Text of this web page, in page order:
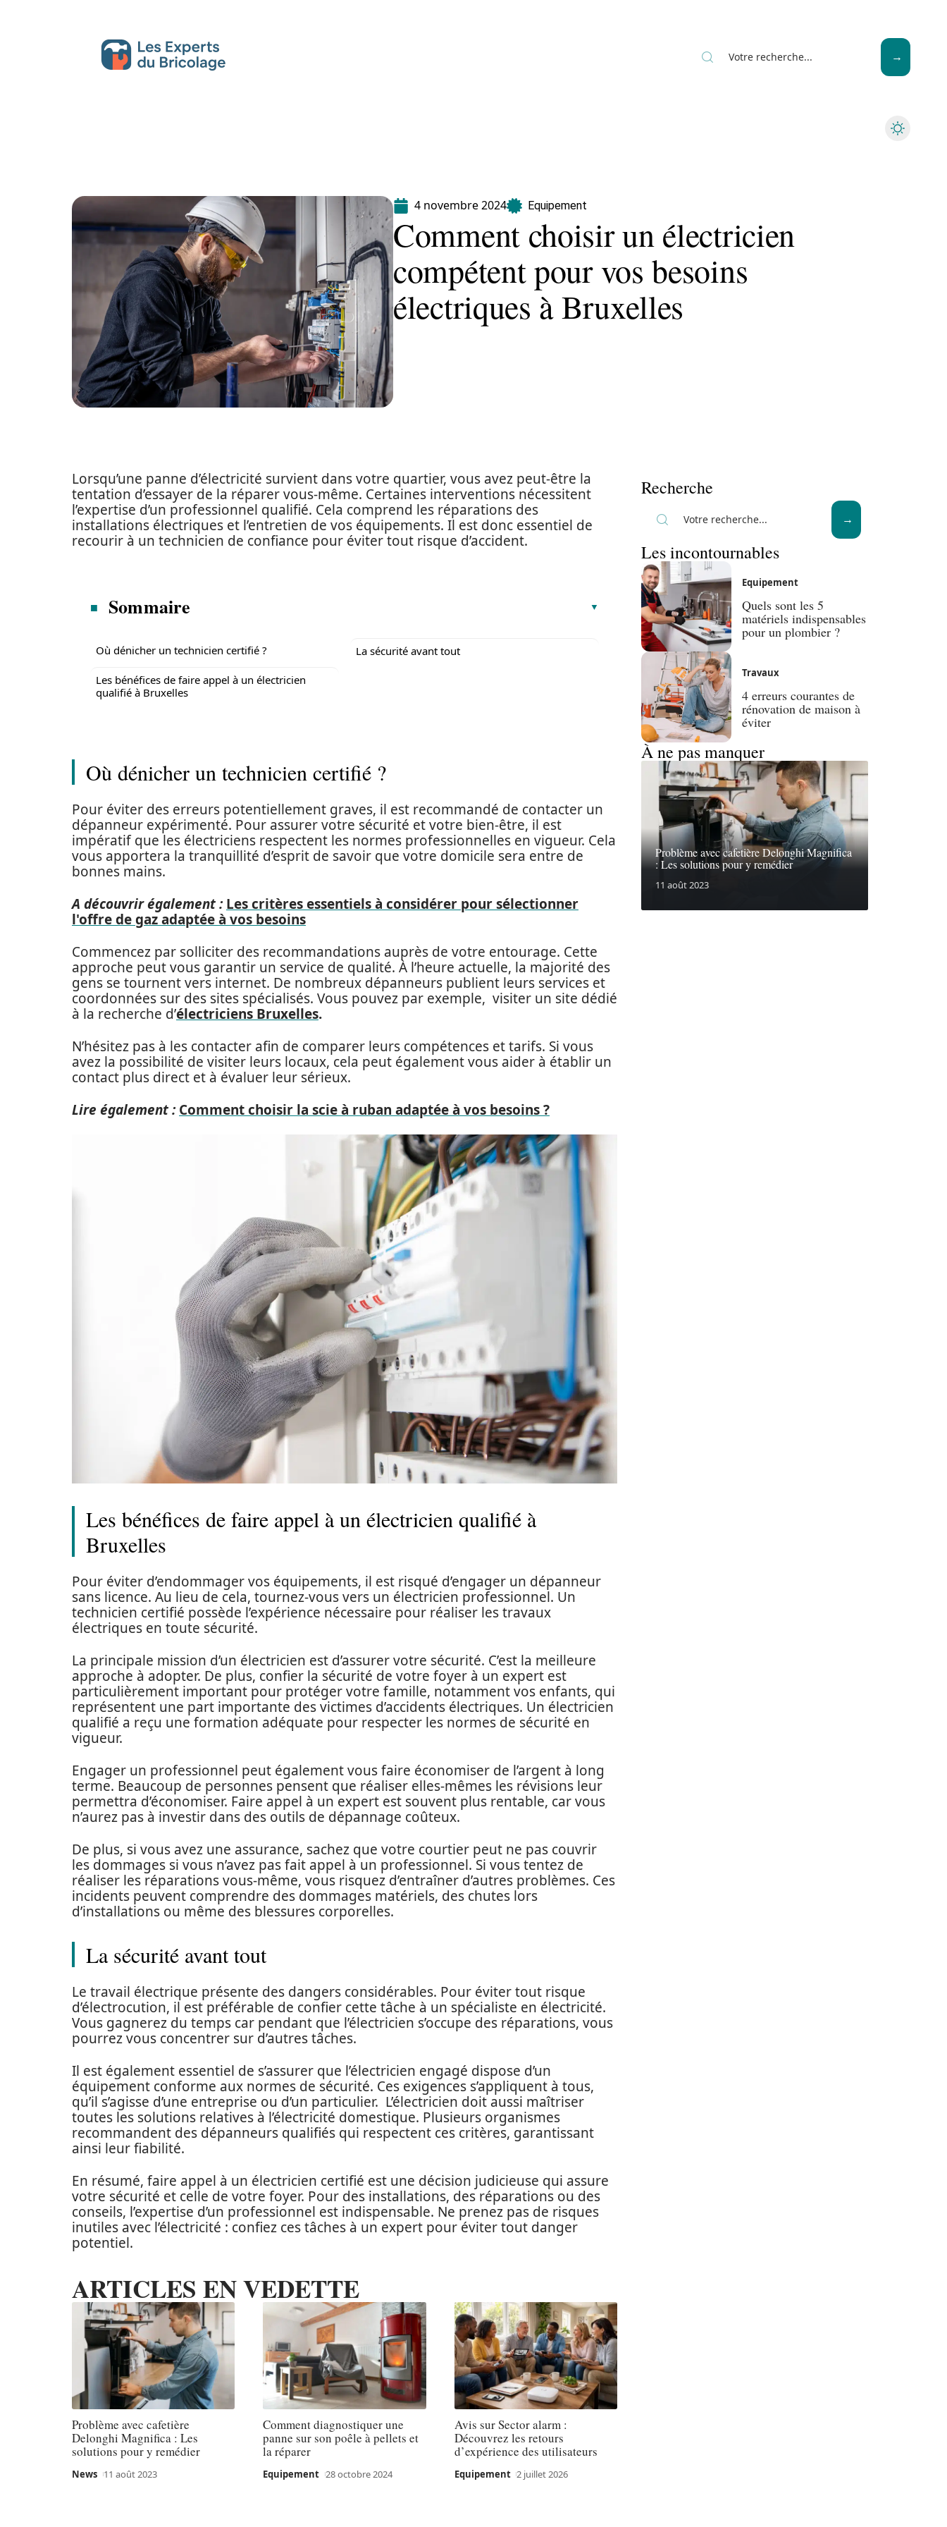
4 novembre 2024 Equipement
Comment choisir un électricien
compétent pour vos besoins
électriques à Bruxelles
Lorsqu’une panne d’électricité survient dans votre quartier, vous avez peut-être la
tentation d’essayer de la réparer vous-même. Certaines interventions nécessitent
l’expertise d’un professionnel qualifié. Cela comprend les réparations des
installations électriques et l’entretien de vos équipements. Il est donc essentiel de
recourir à un technicien de confiance pour éviter tout risque d’accident.
Sommaire
Où dénicher un technicien certifié ?
Les bénéfices de faire appel à un électricien
qualifié à Bruxelles
La sécurité avant tout
Où dénicher un technicien certifié ?
Pour éviter des erreurs potentiellement graves, il est recommandé de contacter un
dépanneur expérimenté. Pour assurer votre sécurité et votre bien-être, il est
impératif que les électriciens respectent les normes professionnelles en vigueur. Cela
vous apportera la tranquillité d’esprit de savoir que votre domicile sera entre de
bonnes mains.
A découvrir également : Les critères essentiels à considérer pour sélectionner
l'offre de gaz adaptée à vos besoins
Commencez par solliciter des recommandations auprès de votre entourage. Cette
approche peut vous garantir un service de qualité. À l’heure actuelle, la majorité des
gens se tournent vers internet. De nombreux dépanneurs publient leurs services et
coordonnées sur des sites spécialisés. Vous pouvez par exemple, visiter un site dédié
à la recherche d’électriciens Bruxelles.
N’hésitez pas à les contacter afin de comparer leurs compétences et tarifs. Si vous
avez la possibilité de visiter leurs locaux, cela peut également vous aider à établir un
contact plus direct et à évaluer leur sérieux.
Lire également : Comment choisir la scie à ruban adaptée à vos besoins ?
Les bénéfices de faire appel à un électricien qualifié à
Bruxelles
Pour éviter d’endommager vos équipements, il est risqué d’engager un dépanneur
sans licence. Au lieu de cela, tournez-vous vers un électricien professionnel. Un
technicien certifié possède l’expérience nécessaire pour réaliser les travaux
électriques en toute sécurité.
La principale mission d’un électricien est d’assurer votre sécurité. C’est la meilleure
approche à adopter. De plus, confier la sécurité de votre foyer à un expert est
particulièrement important pour protéger votre famille, notamment vos enfants, qui
représentent une part importante des victimes d’accidents électriques. Un électricien
qualifié a reçu une formation adéquate pour respecter les normes de sécurité en
vigueur.
Engager un professionnel peut également vous faire économiser de l’argent à long
terme. Beaucoup de personnes pensent que réaliser elles-mêmes les révisions leur
permettra d’économiser. Faire appel à un expert est souvent plus rentable, car vous
n’aurez pas à investir dans des outils de dépannage coûteux.
De plus, si vous avez une assurance, sachez que votre courtier peut ne pas couvrir
les dommages si vous n’avez pas fait appel à un professionnel. Si vous tentez de
réaliser les réparations vous-même, vous risquez d’entraîner d’autres problèmes. Ces
incidents peuvent comprendre des dommages matériels, des chutes lors
d’installations ou même des blessures corporelles.
La sécurité avant tout
Le travail électrique présente des dangers considérables. Pour éviter tout risque
d’électrocution, il est préférable de confier cette tâche à un spécialiste en électricité.
Vous gagnerez du temps car pendant que l’électricien s’occupe des réparations, vous
pourrez vous concentrer sur d’autres tâches.
Il est également essentiel de s’assurer que l’électricien engagé dispose d’un
équipement conforme aux normes de sécurité. Ces exigences s’appliquent à tous,
qu’il s’agisse d’une entreprise ou d’un particulier. L’électricien doit aussi maîtriser
toutes les solutions relatives à l’électricité domestique. Plusieurs organismes
recommandent des dépanneurs qualifiés qui respectent ces critères, garantissant
ainsi leur fiabilité.
En résumé, faire appel à un électricien certifié est une décision judicieuse qui assure
votre sécurité et celle de votre foyer. Pour des installations, des réparations ou des
conseils, l’expertise d’un professionnel est indispensable. Ne prenez pas de risques
inutiles avec l’électricité : confiez ces tâches à un expert pour éviter tout danger
potentiel.
ARTICLES EN VEDETTE
Problème avec cafetière
Delonghi Magnifica : Les
solutions pour y remédier
News 11 août 2023
Comment diagnostiquer une
panne sur son poêle à pellets et
la réparer
Equipement 28 octobre 2024
Avis sur Sector alarm :
Découvrez les retours
d’expérience des utilisateurs
Equipement 2 juillet 2026
Recherche
Les incontournables
Equipement
Quels sont les 5
matériels indispensables
pour un plombier ?
Travaux
4 erreurs courantes de
rénovation de maison à
éviter
À ne pas manquer
Problème avec cafetière Delonghi Magnifica
: Les solutions pour y remédier
11 août 2023